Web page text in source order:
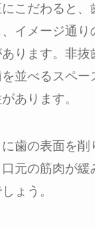
こだわると、
イメージ通り
ります。非抜
並べるスペー
あります。
歯の表面を削
元の筋肉が緩
ょう。